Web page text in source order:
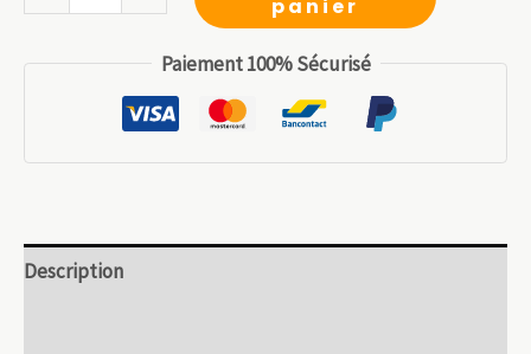
est :
de
Acier
Inoxydable
panier
Paiement 100% Sécurisé
Description